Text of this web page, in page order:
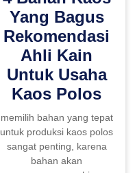
Yang Bagus
Rekomendasi
Ahli Kain
Untuk Usaha
Kaos Polos
memilih bahan yang tepat
untuk produksi kaos polos
sangat penting, karena
bahan akan